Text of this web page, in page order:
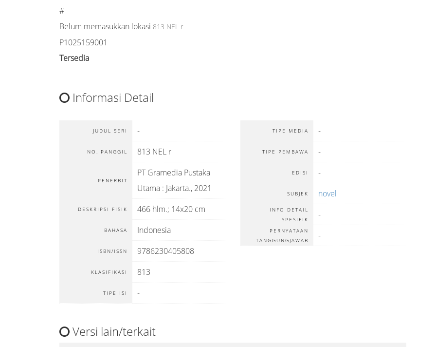
#
Belum memasukkan lokasi 813 NEL r
P1025159001
Tersedia
Informasi Detail
JUDUL SERI -
NO. PANGGIL 813 NEL r
PENERBIT
PT Gramedia Pustaka
Utama : Jakarta., 2021
DESKRIPSI FISIK 466 hlm.; 14x20 cm
BAHASA Indonesia
ISBN/ISSN 9786230405808
KLASIFIKASI 813
TIPE ISI -
TIPE MEDIA -
TIPE PEMBAWA -
EDISI -
SUBJEK novel
INFO DETAIL
SPESIFIK
-
PERNYATAAN
TANGGUNGJAWAB
-
Versi lain/terkait